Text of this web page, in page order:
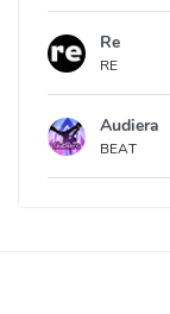
Re
RE
Audiera
BEAT